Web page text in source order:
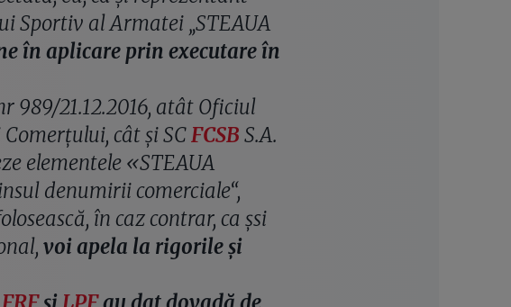
Sportiv al Armatei „STEAUA
în aplicare prin executare în
989/21.12.2016, atât Oficiul
cât şi SCFCSB S.A.
elementele «STEAUA
denumirii comerciale“,
în caz contrar, ca şsi
voi apela la rigorile şi